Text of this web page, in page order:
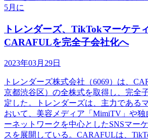
5月に
トレンダーズ、TikTokマーケテ
CARAFULを完全子会社化へ
2023年03月29日
トレンダーズ株式会社（6069）は、
京都渋谷区）の全株式を取得し、完全
定した。トレンダーズは、主力である
おいて、美容メディア「MimiTV」や
ーネットワークを中心としたSNSマー
スを展開している。CARAFULは、